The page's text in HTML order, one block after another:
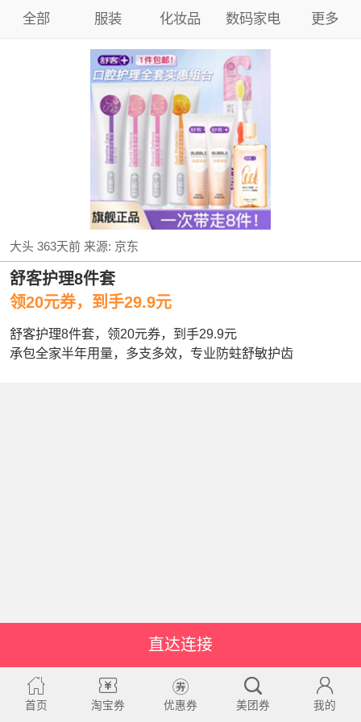
全部 服装 化妆品 数码家电 更多
大头 363天前来源: 京东
舒客护理8件套
领20元券，到手29.9元
舒客护理8件套，领20元券，到手29.9元
承包全家半年用量，多支多效，专业防蛀舒敏护齿
直达连接
首页 淘宝券 优惠券 美团券 我的